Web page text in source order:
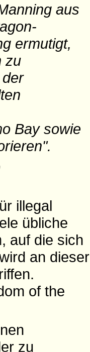
aus
ermutigt,
zu
Bay sowie
illegal
übliche
auf die sich
an dieser
of the
zu